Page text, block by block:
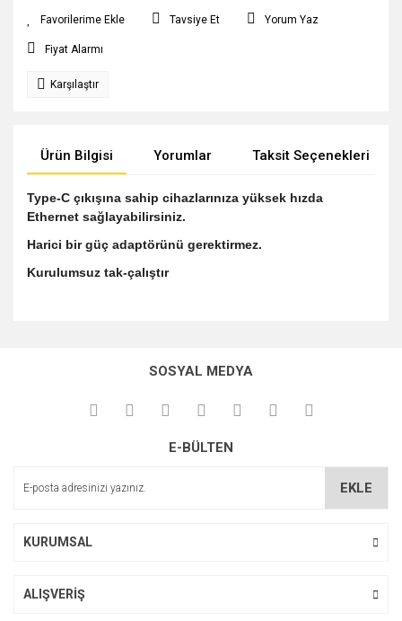
Tavsiye Et Yorum Yaz
Fiyat Alarmı
Karşılaştır
Ürün Bilgisi Yorumlar Taksit Seçenekleri
Type-C çıkışına sahip cihazlarınıza yüksek hızda
Ethernet sağlayabilirsiniz.
Harici bir güç adaptörünü gerektirmez.
Kurulumsuz tak-çalıştır
kullanarak tarafımıza iletebilirsiniz.
Görüş ve önerileriniz için teşekkür ederiz.
Ürün açıklamasında eksik bilgiler bulunuyor.
SOSYAL MEDYA
E-BÜLTEN
EKLE
KURUMSAL
ALIŞVERİŞ